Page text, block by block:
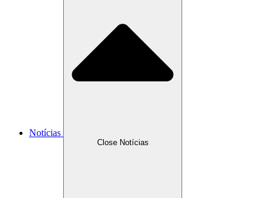
Notícias
Close Notícias